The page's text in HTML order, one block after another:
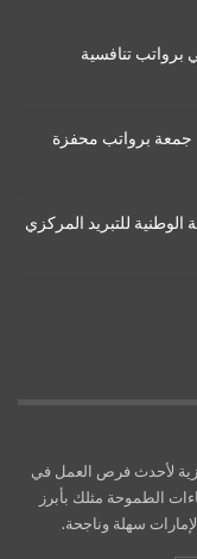
تنافسية
جمعة برواتب محفزة
للتبريد المركزي
لأحدث فرص العمل في
الطموحة مثلك بأبرز
سهلة وناجحة.